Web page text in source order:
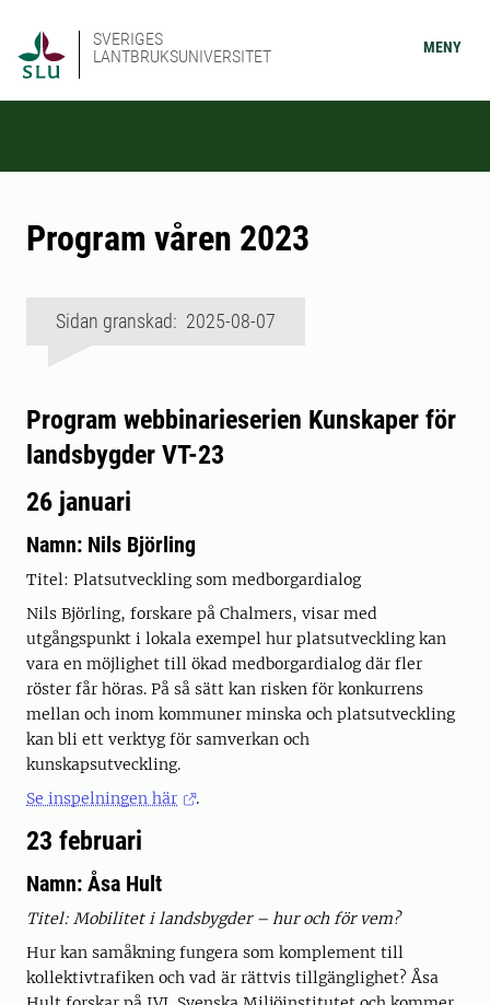
SVERIGES
LANTBRUKSUNIVERSITET
MENY
Program våren 2023
Sidan granskad: 2025-08-07
Program webbinarieserien Kunskaper för
landsbygder VT-23
26 januari
Namn: Nils Björling
Titel: Platsutveckling som medborgardialog
Nils Björling, forskare på Chalmers, visar med
utgångspunkt i lokala exempel hur platsutveckling kan
vara en möjlighet till ökad medborgardialog där fler
röster får höras. På så sätt kan risken för konkurrens
mellan och inom kommuner minska och platsutveckling
kan bli ett verktyg för samverkan och
kunskapsutveckling.
Se inspelningen här
.
23 februari
Namn: Åsa Hult
Titel: Mobilitet i landsbygder – hur och för vem?
Hur kan samåkning fungera som komplement till
kollektivtrafiken och vad är rättvis tillgänglighet? Åsa